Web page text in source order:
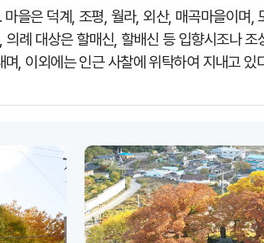
을은 덕계, 조평, 월라, 외산, 매곡마을이며,
례 대상은 할매신, 할배신 등 입향시조나 조
, 이외에는 인근 사찰에 위탁하여 지내고 있